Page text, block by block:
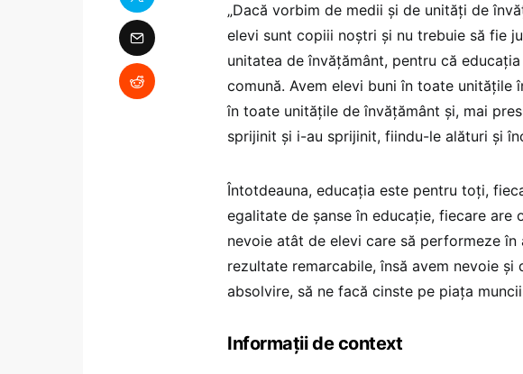
„Dacă vorbim de medii și de unități de
elevi sunt copiii noștri și nu trebuie să fie
unitatea de învățământ, pentru că
comună. Avem elevi buni în toate unitățile
în toate unitățile de învățământ și, mai
sprijinit și i-au sprijinit, fiindu-le alături și
Întotdeauna, educația este pentru toți,
egalitate de șanse în educație, fiecare are
nevoie atât de elevi care să performeze
rezultate remarcabile, însă avem nevoie
absolvire, să ne facă cinste pe piața
Informații de context